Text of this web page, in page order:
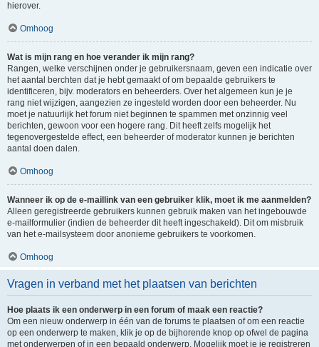
hierover.
Omhoog
Wat is mijn rang en hoe verander ik mijn rang?
Rangen, welke verschijnen onder je gebruikersnaam, geven een indicatie over
het aantal berchten dat je hebt gemaakt of om bepaalde gebruikers te
identificeren, bijv. moderators en beheerders. Over het algemeen kun je je
rang niet wijzigen, aangezien ze ingesteld worden door een beheerder. Nu
moet je natuurlijk het forum niet beginnen te spammen met onzinnig veel
berichten, gewoon voor een hogere rang. Dit heeft zelfs mogelijk het
tegenovergestelde effect, een beheerder of moderator kunnen je berichten
aantal doen dalen.
Omhoog
Wanneer ik op de e-maillink van een gebruiker klik, moet ik me aanmelden?
Alleen geregistreerde gebruikers kunnen gebruik maken van het ingebouwde
e-mailformulier (indien de beheerder dit heeft ingeschakeld). Dit om misbruik
van het e-mailsysteem door anonieme gebruikers te voorkomen.
Omhoog
Vragen in verband met het plaatsen van berichten
Hoe plaats ik een onderwerp in een forum of maak een reactie?
Om een nieuw onderwerp in één van de forums te plaatsen of om een reactie
op een onderwerp te maken, klik je op de bijhorende knop op ofwel de pagina
met onderwerpen of in een bepaald onderwerp. Mogelijk moet je je registreren